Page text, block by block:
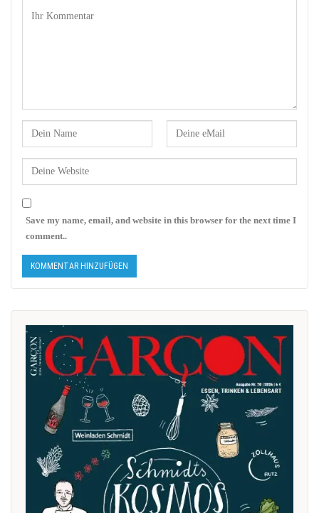
Save my name, email, and website in this browser for the next time I
comment..